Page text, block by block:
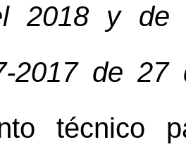
2018 y de
2017 de
técnico